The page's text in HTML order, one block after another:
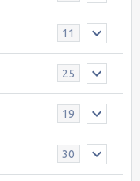
11
25
19
30